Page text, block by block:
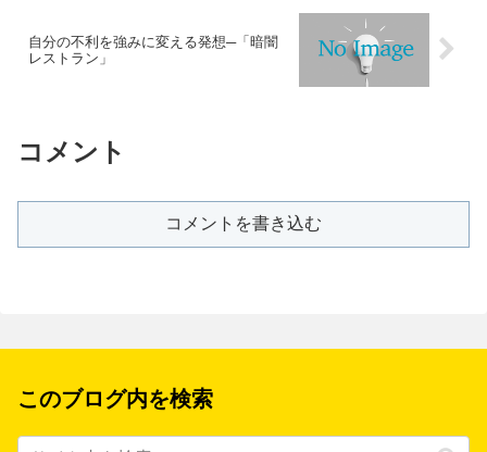
自分の不利を強みに変える発想─「暗闇
レストラン」
コメント
コメントを書き込む
このブログ内を検索